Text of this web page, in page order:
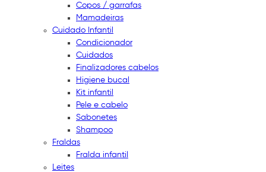
Copos / garrafas
Mamadeiras
Cuidado Infantil
Condicionador
Cuidados
Finalizadores cabelos
Higiene bucal
Kit infantil
Pele e cabelo
Sabonetes
Shampoo
Fraldas
Fralda infantil
Leites